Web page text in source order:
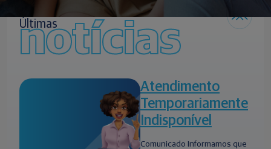
Últimas
notícias
Atendimento
Temporariamente
Indisponível
Comunicado Informamos que